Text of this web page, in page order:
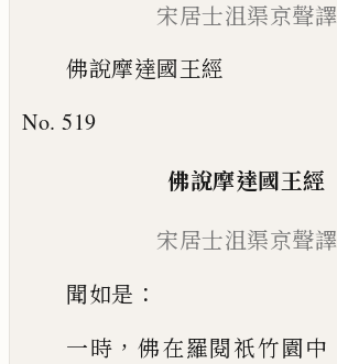
宋居士沮渠京聲譯
佛說摩達國王經
No. 519
佛說摩達國王經
宋居士沮渠京聲譯
聞如是 ：
一時 ，佛在羅閱祇竹園中